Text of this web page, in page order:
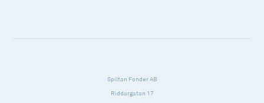
Spiltan Fonder AB
Riddargatan 17